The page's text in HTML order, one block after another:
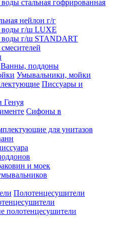
стальная гофрированная
нейлон г/г
воды г/ш LUXE
воды г/ш STANDART
Ванны, поддоны
Умывальники, мойки
Писсуары и
Генуя
Сифоны в
для унитазов
и моек
Полотенцесушители
полотенцесушители